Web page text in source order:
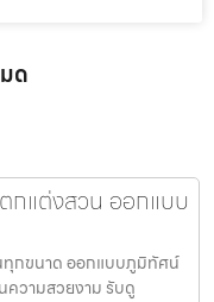
ด
กแต่งสวน ออกแบบ
ทุกขนาด ออกแบบภูมิทัศน์
ความสวยงาม รับดู